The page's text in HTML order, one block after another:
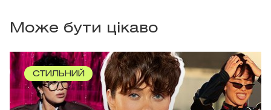
Може бути цікаво
СТИЛЬНИЙ